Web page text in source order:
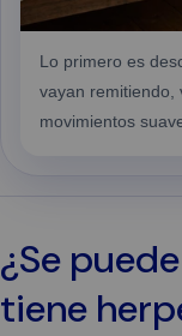
Lo primero es
vayan remitiendo,
movimientos
¿Se
tiene